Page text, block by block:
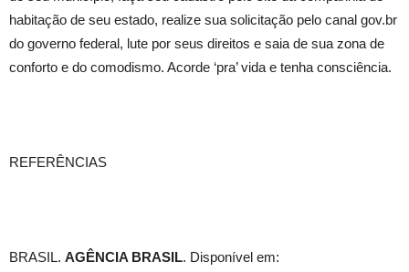
habitação de seu estado, realize sua solicitação pelo canal gov.br
do governo federal, lute por seus direitos e saia de sua zona de
conforto e do comodismo. Acorde ‘pra’ vida e tenha consciência.
REFERÊNCIAS
BRASIL. AGÊNCIA BRASIL. Disponível em: